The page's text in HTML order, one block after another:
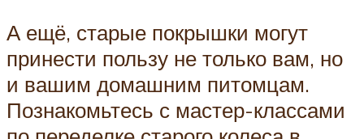
А ещё, старые покрышки могут
принести пользу не только вам, но
и вашим домашним питомцам.
Познакомьтесь с мастер-классами